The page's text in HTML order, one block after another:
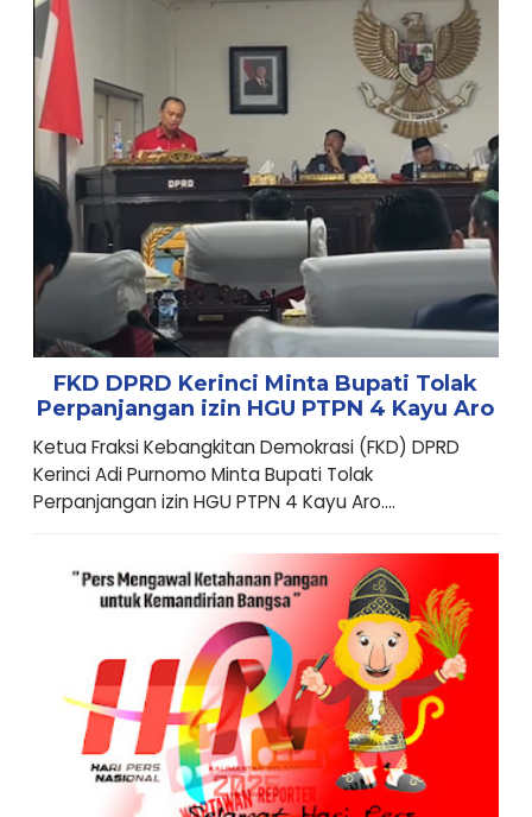
FKD DPRD Kerinci Minta Bupati Tolak
Perpanjangan izin HGU PTPN 4 Kayu Aro
Ketua Fraksi Kebangkitan Demokrasi (FKD) DPRD
Kerinci Adi Purnomo Minta Bupati Tolak
Perpanjangan izin HGU PTPN 4 Kayu Aro....